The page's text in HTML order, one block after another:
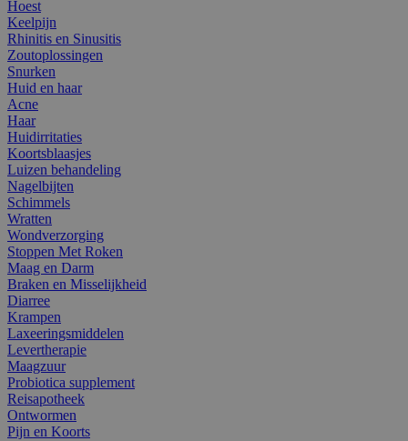
Hoest
Keelpijn
Rhinitis en Sinusitis
Zoutoplossingen
Snurken
Huid en haar
Acne
Haar
Huidirritaties
Koortsblaasjes
Luizen behandeling
Nagelbijten
Schimmels
Wratten
Wondverzorging
Stoppen Met Roken
Maag en Darm
Braken en Misselijkheid
Diarree
Krampen
Laxeeringsmiddelen
Levertherapie
Maagzuur
Probiotica supplement
Reisapotheek
Ontwormen
Pijn en Koorts